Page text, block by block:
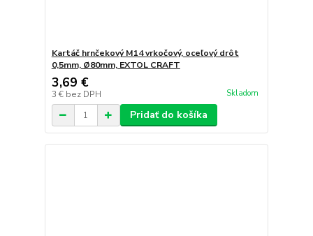
Kartáč hrnčekový M14 vrkočový, oceľový drôt
0,5mm, Ø80mm, EXTOL CRAFT
3,69 €
3 € bez DPH Skladom
Pridať do košíka